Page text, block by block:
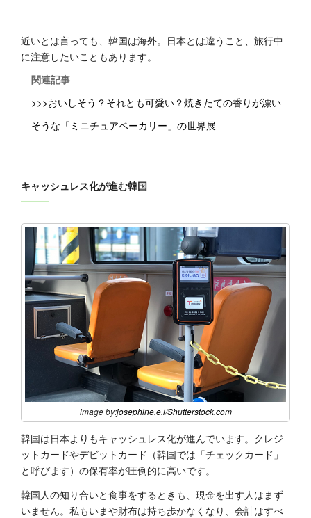
近いとは言っても、韓国は海外。日本とは違うこと、旅行中
に注意したいこともあります。
関連記事
>>>おいしそう？それとも可愛い？焼きたての香りが漂い
そうな「ミニチュアベーカリー」の世界展
キャッシュレス化が進む韓国
image by:josephine.e.l/Shutterstock.com
韓国は日本よりもキャッシュレス化が進んでいます。クレジ
ットカードやデビットカード（韓国では「チェックカード」
と呼びます）の保有率が圧倒的に高いです。
韓国人の知り合いと食事をするときも、現金を出す人はまず
いません。私もいまや財布は持ち歩かなくなり、会計はすべ